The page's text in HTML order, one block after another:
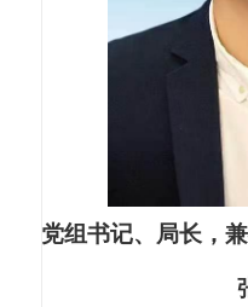
党组书记、局长，